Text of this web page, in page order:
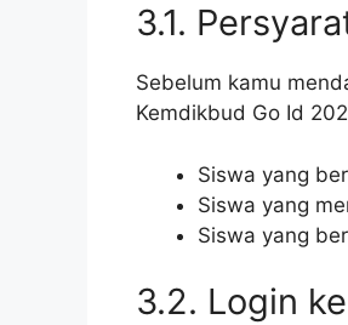
3.1.
Sebelum kamu
Kemdikbud Go Id
Siswa yang
Siswa yang
Siswa yang
3.2. Login